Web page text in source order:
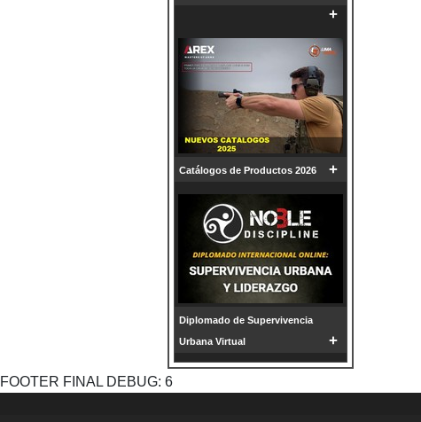
+
Catálogos de Productos 2026 +
Diplomado de Supervivencia
Urbana Virtual
+
FOOTER FINAL DEBUG: 6